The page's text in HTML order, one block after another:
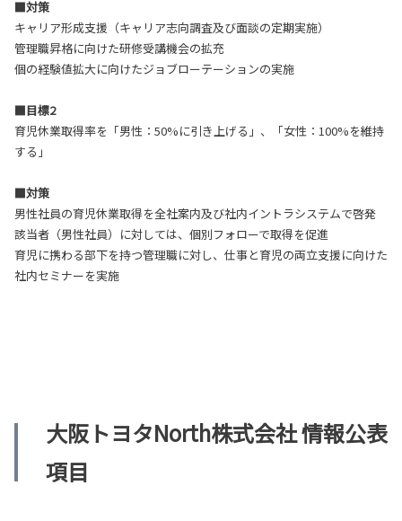
■対策
キャリア形成支援（キャリア志向調査及び面談の定期実施）
管理職昇格に向けた研修受講機会の拡充
個の経験値拡大に向けたジョブローテーションの実施
■目標2
育児休業取得率を「男性：50%に引き上げる」、「女性：100%を維持
する」
■対策
男性社員の育児休業取得を全社案内及び社内イントラシステムで啓発
該当者（男性社員）に対しては、個別フォローで取得を促進
育児に携わる部下を持つ管理職に対し、仕事と育児の両立支援に向けた
社内セミナーを実施
大阪トヨタNorth株式会社 情報公表
項目